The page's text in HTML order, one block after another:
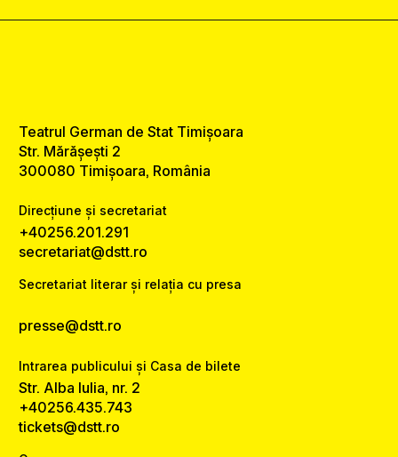
Teatrul German de Stat Timișoara
Str. Mărășești 2
300080 Timișoara, România
Direcțiune și secretariat
+40256.201.291
secretariat@dstt.ro
Secretariat literar și relația cu presa
presse@dstt.ro
Intrarea publicului și Casa de bilete
Str. Alba Iulia, nr. 2
+40256.435.743
tickets@dstt.ro